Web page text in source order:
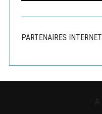
a
r
h
:
PARTENAIRES INTERNET